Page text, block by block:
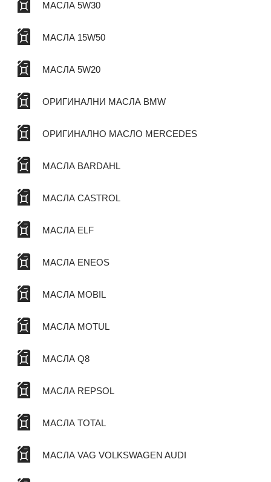
МАСЛА 5W30
МАСЛА 15W50
МАСЛА 5W20
ОРИГИНАЛНИ МАСЛА BMW
ОРИГИНАЛНО МАСЛО MERCEDES
МАСЛА BARDAHL
МАСЛА CASTROL
МАСЛА ELF
МАСЛА ENEOS
МАСЛА MOBIL
МАСЛА MOTUL
МАСЛА Q8
МАСЛА REPSOL
МАСЛА TOTAL
МАСЛА VAG VOLKSWAGEN AUDI